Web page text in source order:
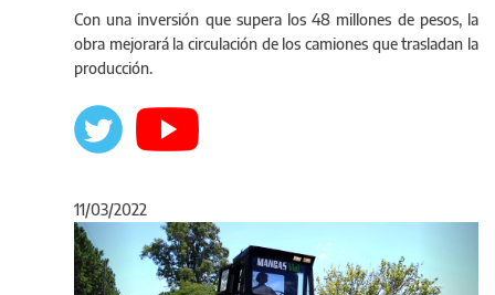
Con una inversión que supera los 48 millones de pesos, la
obra mejorará la circulación de los camiones que trasladan la
producción.
11/03/2022
Anterior